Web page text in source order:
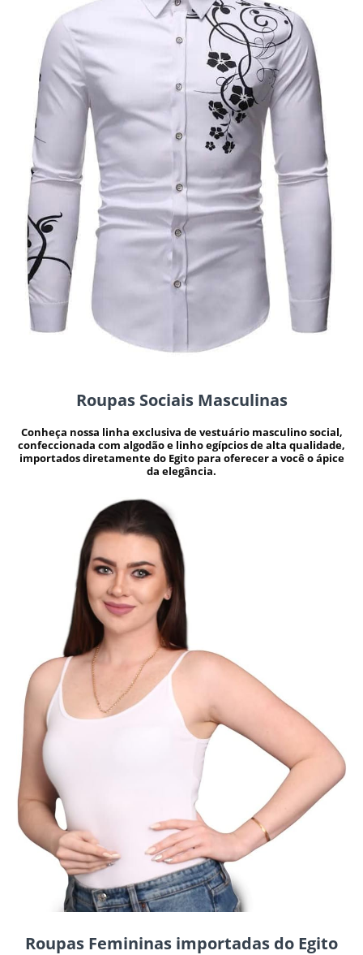
Roupas Sociais Masculinas
Conheça nossa linha exclusiva de vestuário masculino social,
confeccionada com algodão e linho egípcios de alta qualidade,
importados diretamente do Egito para oferecer a você o ápice
da elegância.
Roupas Femininas importadas do Egito